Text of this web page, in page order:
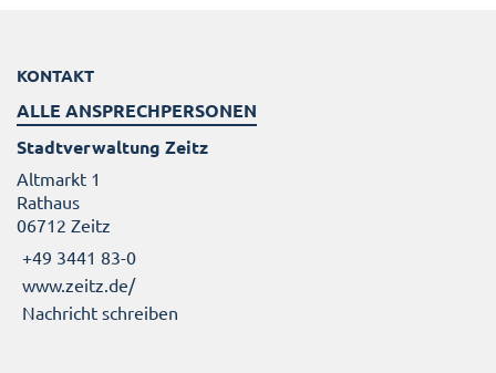
KONTAKT
ALLE ANSPRECHPERSONEN
Stadtverwaltung Zeitz
Altmarkt 1
Rathaus
06712 Zeitz
+49 3441 83-0
www.zeitz.de/
Nachricht schreiben